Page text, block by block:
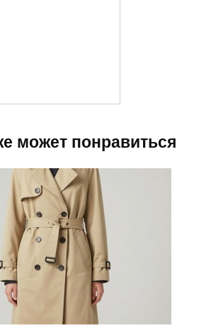
может понравиться